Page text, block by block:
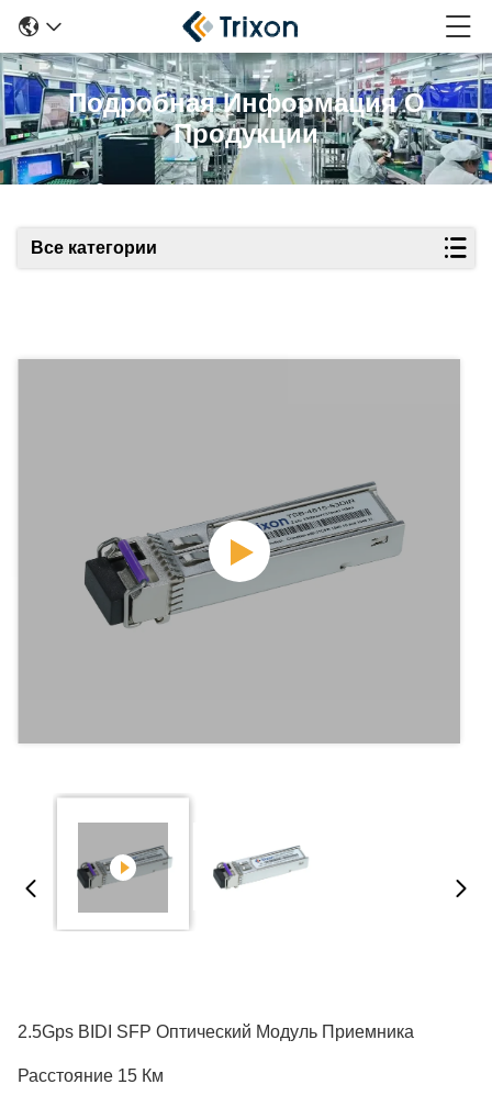
Подробная Информация О
Продукции
Все категории
2.5Gps BIDI SFP Оптический Модуль Приемника
Расстояние 15 Км